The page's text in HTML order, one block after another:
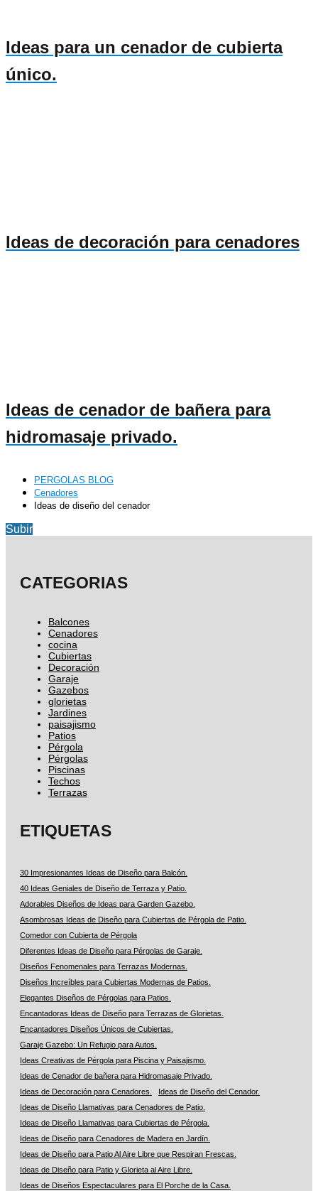
Ideas para un cenador de cubierta
único.
Ideas de decoración para cenadores
Ideas de cenador de bañera para
hidromasaje privado.
PERGOLAS BLOG
Cenadores
Ideas de diseño del cenador
Subir
CATEGORIAS
Balcones
Cenadores
cocina
Cubiertas
Decoración
Garaje
Gazebos
glorietas
Jardines
paisajismo
Patios
Pérgola
Pérgolas
Piscinas
Techos
Terrazas
ETIQUETAS
30 Impresionantes Ideas de Diseño para Balcón.
40 Ideas Geniales de Diseño de Terraza y Patio.
Adorables Diseños de Ideas para Garden Gazebo.
Asombrosas Ideas de Diseño para Cubiertas de Pérgola de Patio.
Comedor con Cubierta de Pérgola
Diferentes Ideas de Diseño para Pérgolas de Garaje.
Diseños Fenomenales para Terrazas Modernas.
Diseños Increíbles para Cubiertas Modernas de Patios.
Elegantes Diseños de Pérgolas para Patios.
Encantadoras Ideas de Diseño para Terrazas de Glorietas.
Encantadores Diseños Únicos de Cubiertas.
Garaje Gazebo: Un Refugio para Autos.
Ideas Creativas de Pérgola para Piscina y Paisajismo.
Ideas de Cenador de bañera para Hidromasaje Privado.
Ideas de Decoración para Cenadores.
Ideas de Diseño del Cenador.
Ideas de Diseño Llamativas para Cenadores de Patio.
Ideas de Diseño Llamativas para Cubiertas de Pérgola.
Ideas de Diseño para Cenadores de Madera en Jardín.
Ideas de Diseño para Patio Al Aire Libre que Respiran Frescas.
Ideas de Diseño para Patio y Glorieta al Aire Libre.
Ideas de Diseños Espectaculares para El Porche de la Casa.